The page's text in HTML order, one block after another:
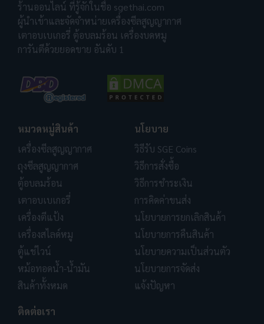
ร้านออนไลน์ ที่รู้จักในชื่อ sgethai.com
ผู้นำเข้าและจัดจำหน่ายเครื่องซีลสูญญากาศ
เตาอบเบเกอรี่ ตู้อบลมร้อน เครื่องบดหมู
การันตีด้วยยอดขาย อันดับ 1
หมวดหมู่สินค้า
เครื่องซีลสูญญากาศ
ถุงซีลสูญญากาศ
ตู้อบลมร้อน
เตาอบเบเกอรี่
เครื่องตีแป้ง
เครื่องสไลด์หมู
ตู้แช่ไวน์
หม้อทอดน้ำ-น้ำมัน
สินค้าทั้งหมด
นโยบาย
วิธีรับ SGE Coins
วิธีการสั่งซื้อ
วิธีการชำระเงิน
การคิดค่าขนส่ง
นโยบายการยกเลิกสินค้า
นโยบายการคืนสินค้า
นโยบายความเป็นส่วนตัว
นโยบายการจัดส่ง
แจ้งปัญหา
ติดต่อเรา